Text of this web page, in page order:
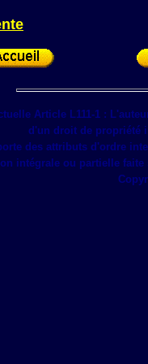
Article L111-1 :
d'un droit de propriété
des attributs d'ordre
intégrale ou partielle